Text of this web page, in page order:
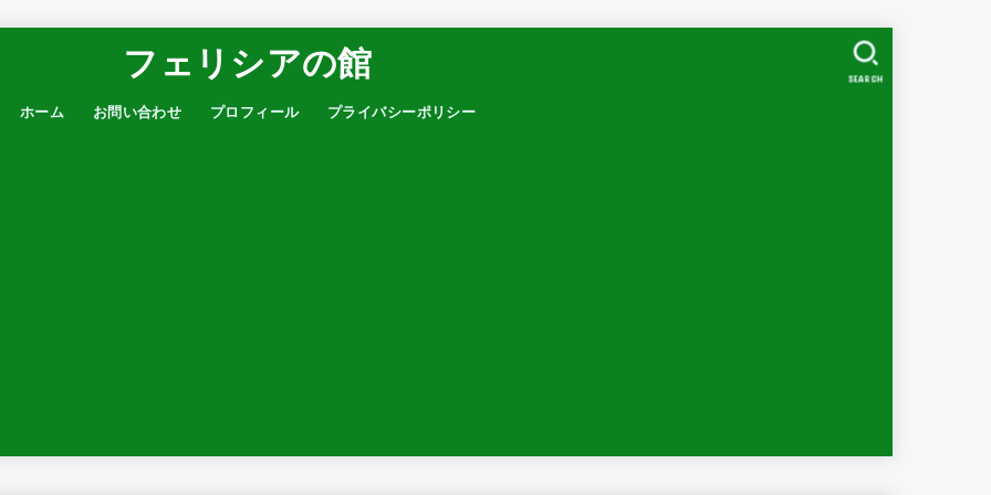
フェリシアの館
ホーム お問い合わせ プロフィール プライバシーポリシー
SEARCH